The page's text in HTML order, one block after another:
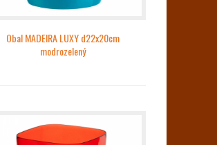
Obal MADEIRA LUXY d22x20cm
modrozelený